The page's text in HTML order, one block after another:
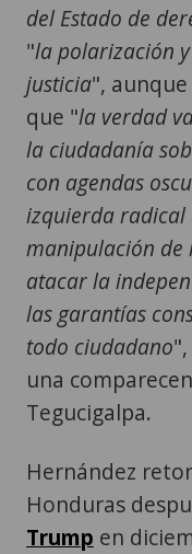
del Estado de
"la polarización
justicia",
que "la verdad
la ciudadanía
con agendas
izquierda radical
manipulación de
atacar la
las garantías
todo ciudadano
una
Tegucigalpa.
Hernández
Honduras
Trump en